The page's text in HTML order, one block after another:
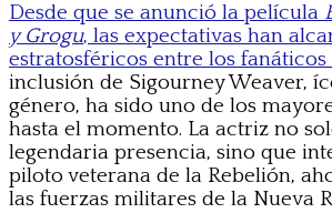
Desde que se anunció la película
y Grogu, las expectativas han
estratosféricos entre los fanáticos
inclusión de Sigourney Weaver,
género, ha sido uno de los
hasta el momento. La actriz no
legendaria presencia, sino que
piloto veterana de la Rebelión,
las fuerzas militares de la Nueva